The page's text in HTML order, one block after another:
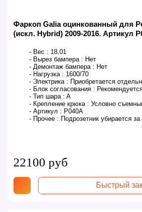
Фаркоп Galia оцинкованный для
(искл. Hybrid) 2009-2016. Артикул
- Вес : 18,01
- Вырез бампера : Нет
- Демонтаж бампера : Нет
- Нагрузка : 1600/70
- Электрика : Приобретается
- Блок согласования :
- Тип шара : A
- Крепление крюка : Условно
- Артикул : P040A
- Прочее : Подрозетник убирается за
22100 руб
Быстрый